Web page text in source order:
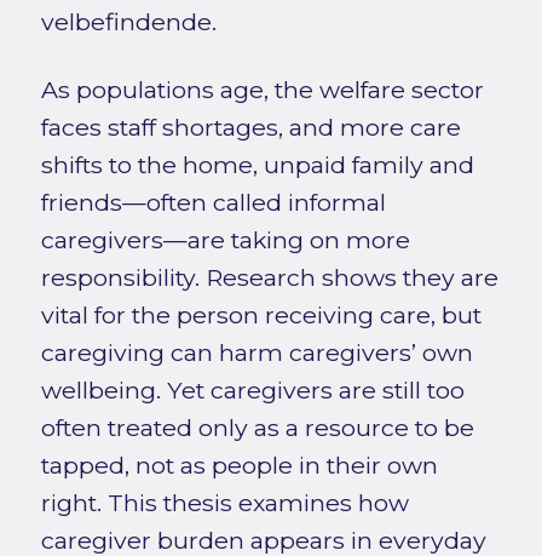
velbefindende.
As populations age, the welfare sector
faces staff shortages, and more care
shifts to the home, unpaid family and
friends—often called informal
caregivers—are taking on more
responsibility. Research shows they are
vital for the person receiving care, but
caregiving can harm caregivers’ own
wellbeing. Yet caregivers are still too
often treated only as a resource to be
tapped, not as people in their own
right. This thesis examines how
caregiver burden appears in everyday